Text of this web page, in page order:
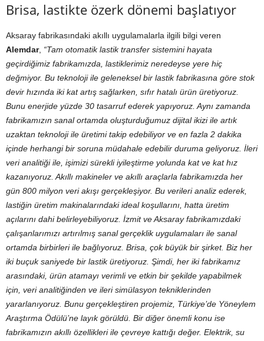
Brisa, lastikte özerk dönemi başlatıyor
Aksaray fabrikasındaki akıllı uygulamalarla ilgili bilgi veren
Alemdar, “Tam otomatik lastik transfer sistemini hayata
geçirdiğimiz fabrikamızda, lastiklerimiz neredeyse yere hiç
değmiyor. Bu teknoloji ile geleneksel bir lastik fabrikasına göre stok
devir hızında iki kat artış sağlarken, sıfır hatalı ürün üretiyoruz.
Bunu enerjide yüzde 30 tasarruf ederek yapıyoruz. Aynı zamanda
fabrikamızın sanal ortamda oluşturduğumuz dijital ikizi ile artık
uzaktan teknoloji ile üretimi takip edebiliyor ve en fazla 2 dakika
içinde herhangi bir soruna müdahale edebilir duruma geliyoruz. İleri
veri analitiği ile, işimizi sürekli iyileştirme yolunda kat ve kat hız
kazanıyoruz. Akıllı makineler ve akıllı araçlarla fabrikamızda her
gün 800 milyon veri akışı gerçekleşiyor. Bu verileri analiz ederek,
lastiğin üretim makinalarındaki ideal koşullarını, hatta üretim
açılarını dahi belirleyebiliyoruz. İzmit ve Aksaray fabrikamızdaki
çalışanlarımızı artırılmış sanal gerçeklik uygulamaları ile sanal
ortamda birbirleri ile bağlıyoruz. Brisa, çok büyük bir şirket. Biz her
iki buçuk saniyede bir lastik üretiyoruz. Şimdi, her iki fabrikamız
arasındaki, ürün atamayı verimli ve etkin bir şekilde yapabilmek
için, veri analitiğinden ve ileri simülasyon tekniklerinden
yararlanıyoruz. Bunu gerçekleştiren projemiz, Türkiye’de Yöneylem
Araştırma Ödülü’ne layık görüldü. Bir diğer önemli konu ise
fabrikamızın akıllı özellikleri ile çevreye kattığı değer. Elektrik, su